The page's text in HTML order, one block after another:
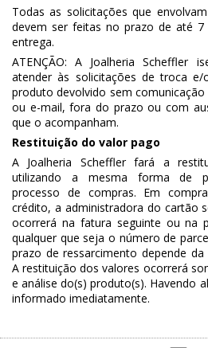
Todas as solicitações que
devem ser feitas no prazo de até
entrega.
ATENÇÃO: A Joalheria Scheffler
atender às solicitações de troca e/
produto devolvido sem
ou e-mail, fora do prazo ou com
que o acompanham.
Restituição do valor pago
A Joalheria Scheffler fará a
utilizando a mesma forma de
processo de compras. Em
crédito, a administradora do cartão
ocorrerá na fatura seguinte ou na
qualquer que seja o número de
prazo de ressarcimento depende
A restituição dos valores ocorrerá
e análise do(s) produto(s). Havendo
informado imediatamente.